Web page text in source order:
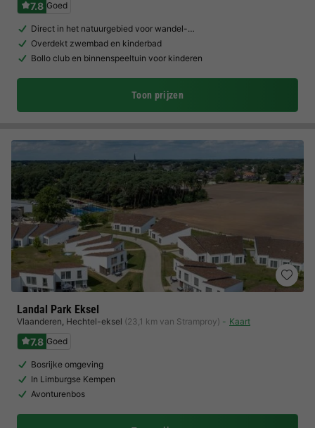
7.8 Goed
Direct in het natuurgebied voor wandel-…
Overdekt zwembad en kinderbad
Bollo club en binnenspeeltuin voor kinderen
Toon prijzen
Landal Park Eksel
Vlaanderen, Hechtel-eksel (23,1 km van Stramproy) Kaart
7.8 Goed
Bosrijke omgeving
In Limburgse Kempen
Avonturenbos